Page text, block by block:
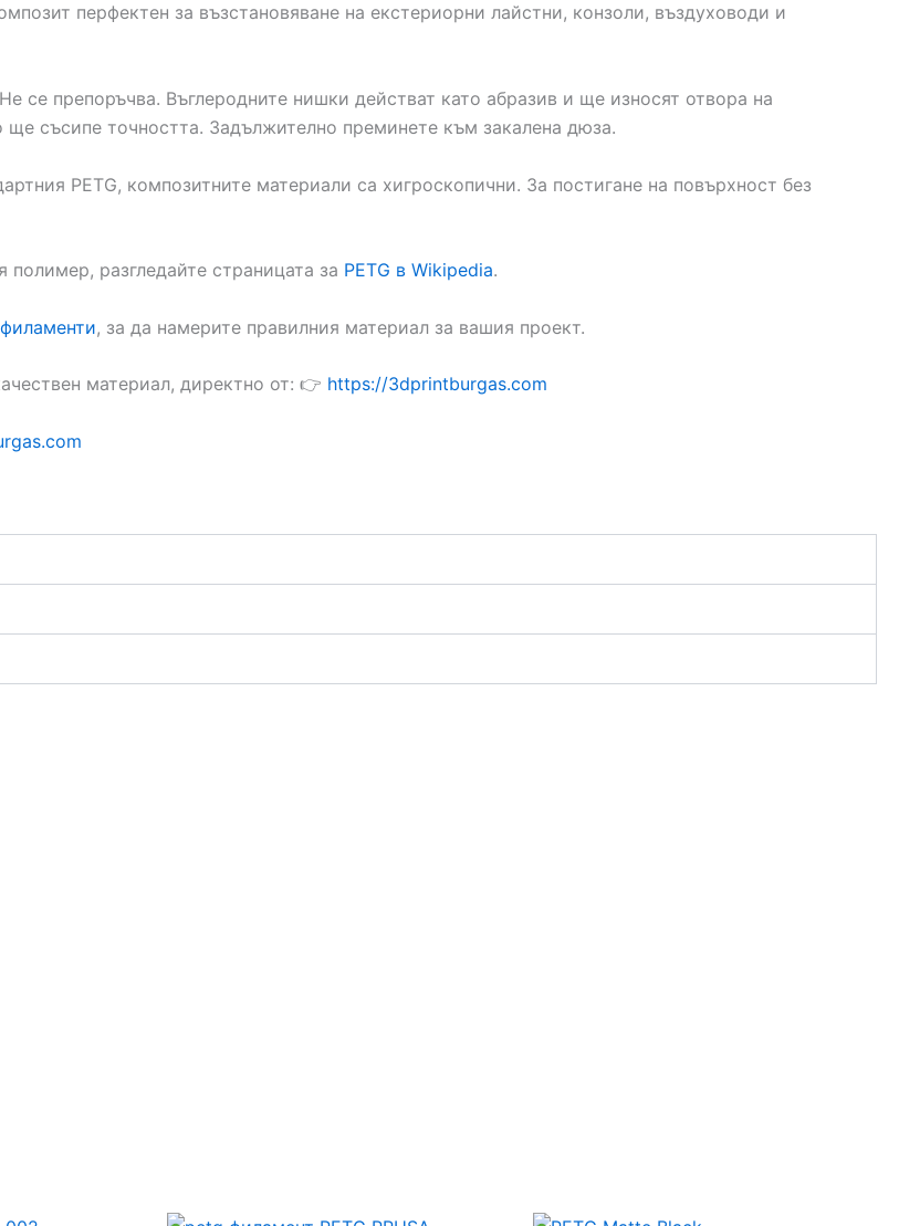
перфектен за възстановяване на екстериорни лайстни, конзоли, въздуховоди и
Не се препоръчва. Въглеродните нишки действат като абразив и ще износят отвора на
съсипе точността. Задължително преминете към закалена дюза.
PETG, композитните материали са хигроскопични. За постигане на повърхност без
разгледайте страницата за PETG в Wikipedia.
, за да намерите правилния материал за вашия проект.
материал, директно от: 👉 https://3dprintburgas.com